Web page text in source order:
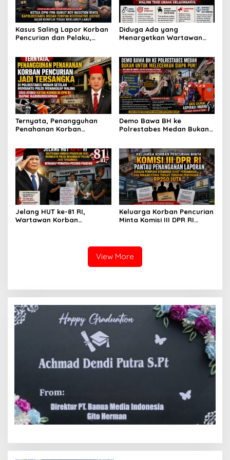
Kasus Saling Lapor Korban
Pencurian dan Pelaku,
Kapolrestabes Medan
Tempuh Restorative Justice
agar Konflik Tak Berlarut-
larut
Diduga Ada yang
Menargetkan Wartawan
Membantu Polisi
Menangkap Maling di Toko
Usaha Keluarganya
Ternyata, Penangguhan
Penahanan Korban
Setelah Membantu Polisi
Menangkap Maling Atas
Atensi Ketua Komisi III DPR
RI Bapak Habiburokhman
Demo Bawa BH ke
Polrestabes Medan Bukan
dan Rasa Kecewa
Lambatnya Penanganan
Pekara di Polrestabes
Medan
Jelang HUT ke-81 RI,
Wartawan Korban
Jadi Tersangka Berharap
Keluarga Korban Pencurian
Minta Komisi III DPR RI
Bermodus Surat
Perdamaian dan Dugaan
Fitnah Terkait Tuduhan
Pemerasan Rp250 Juta
View More